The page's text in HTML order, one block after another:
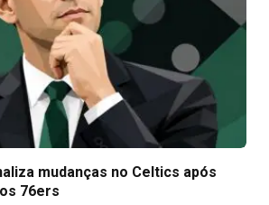
mudanças no Celtics após
76ers